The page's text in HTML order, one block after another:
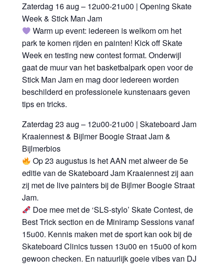
Zaterdag 16 aug – 12u00-21u00 | Opening Skate
Week & Stick Man Jam
Warm up event: iedereen is welkom om het
park te komen rijden en painten! Kick off Skate
Week en testing new contest format. Onderwijl
gaat de muur van het basketbalpark open voor de
Stick Man Jam en mag door iedereen worden
beschilderd en professionele kunstenaars geven
tips en tricks.
Zaterdag 23 aug – 12u00-21u00 | Skateboard Jam
Kraaiennest & Bijlmer Boogie Straat Jam &
Bijlmerbios
Op 23 augustus is het AAN met alweer de 5e
editie van de Skateboard Jam Kraaiennest zij aan
zij met de live painters bij de Bijlmer Boogie Straat
Jam.
Doe mee met de ‘SLS-stylo’ Skate Contest, de
Best Trick section en de Miniramp Sessions vanaf
15u00. Kennis maken met de sport kan ook bij de
Skateboard Clinics tussen 13u00 en 15u00 of kom
gewoon checken. En natuurlijk goeie vibes van DJ